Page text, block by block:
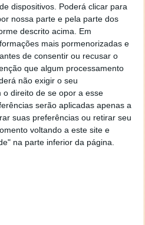
dispositivos. Poderá clicar para
nossa parte e pela parte dos
descrito acima. Em
mais pormenorizadas e
de consentir ou recusar o
que algum processamento
não exigir o seu
direito de se opor a esse
serão aplicadas apenas a
suas preferências ou retirar seu
voltando a este site e
na parte inferior da página.
permite que o
para o seu download,
vírus potencialmente
opções de verificação
design da barra de